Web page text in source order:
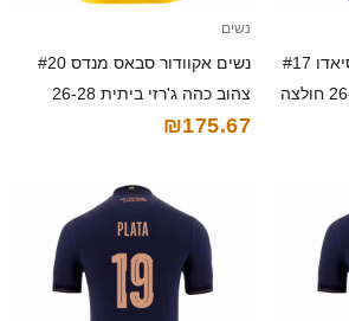
נשים אקוודור אנחלו פרסיאדו #17
כהה זהב הרחק ג'רזי 26-28 חולצה
נשים
נשים אקוודור סבאס מנדס #20
צהוב כהה ג'רזי ביתית 26-28
חולצה קצרה
₪175.67